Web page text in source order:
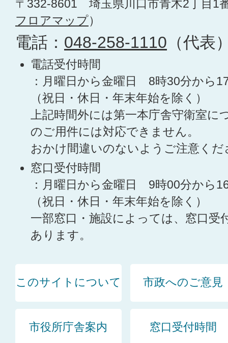
〒332-8601 埼玉県川口市青木2丁目1
フロアマップ）
電話： 048-258-1110 （代表
電話受付時間
：月曜日から金曜日 8時30分から
（祝日・休日・年末年始を除く）
上記時間外には第一本庁舎守衛室に
のご用件には対応できません。
おかけ間違いのないようご注意くだ
窓口受付時間
：月曜日から金曜日 9時00分から
（祝日・休日・年末年始を除く）
一部窓口・施設によっては、窓口受
あります。
このサイトについて 市政へのご意見
市役所庁舎案内 窓口受付時間